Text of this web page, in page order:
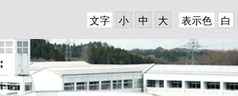
表示色
文字